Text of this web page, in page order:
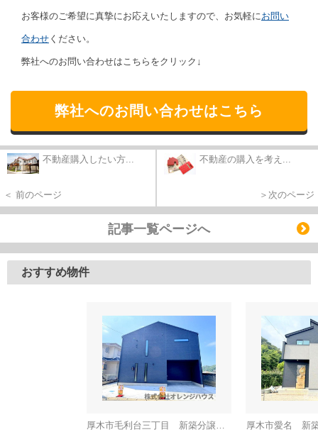
お客様のご希望に真摯にお応えいたしますので、お気軽にお問い
合わせ ください。
弊社へのお問い合わせはこちらをクリック↓
弊社へのお問い合わせはこちら
不動産購入したい方...
＜ 前のページ
不動産の購入を考え...
＞次のページ
記事一覧ページへ
おすすめ物件
厚木市毛利台三丁目 新築分譲住宅 全1棟
厚木市愛名 新